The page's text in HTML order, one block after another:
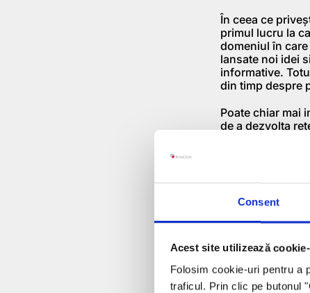
Consent
Acest site utilizează
Folosim cookie-uri pentru a
traficul. Prin clic pe butonul
În ceea ce
primul lucru la
domeniul în
lansate noi idei
informative.
din timp despre
Poate chiar mai
de a dezvolta
schimbe
mai mulţi
Apoi, foarte
marketingului
Şi totuşi, sunt
sau mai bine